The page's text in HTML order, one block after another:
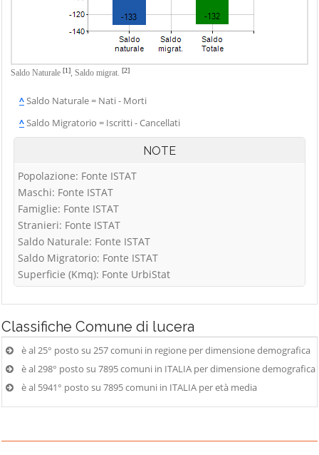
Saldo Naturale [1], Saldo migrat. [2]
^Saldo Naturale = Nati - Morti
^Saldo Migratorio = Iscritti - Cancellati
NOTE
Popolazione: Fonte ISTAT
Maschi: Fonte ISTAT
Famiglie: Fonte ISTAT
Stranieri: Fonte ISTAT
Saldo Naturale: Fonte ISTAT
Saldo Migratorio: Fonte ISTAT
Superficie (Kmq): Fonte UrbiStat
Classifiche Comune di lucera
è al 25° posto su 257 comuni in regione per dimensione demografica
è al 298° posto su 7895 comuni in ITALIA per dimensione demografica
è al 5941° posto su 7895 comuni in ITALIA per età media